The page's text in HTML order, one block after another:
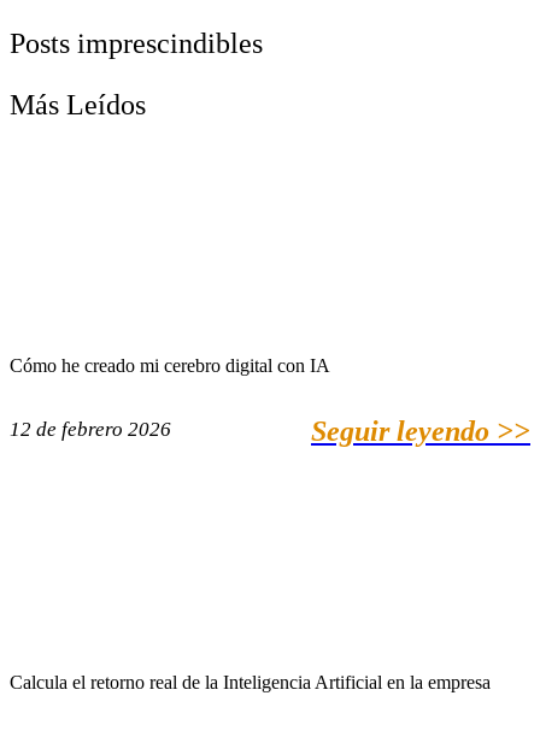
Posts imprescindibles
Más Leídos
Cómo he creado mi cerebro digital con IA
12 de febrero 2026 Seguir leyendo >>
Calcula el retorno real de la Inteligencia Artificial en la empresa